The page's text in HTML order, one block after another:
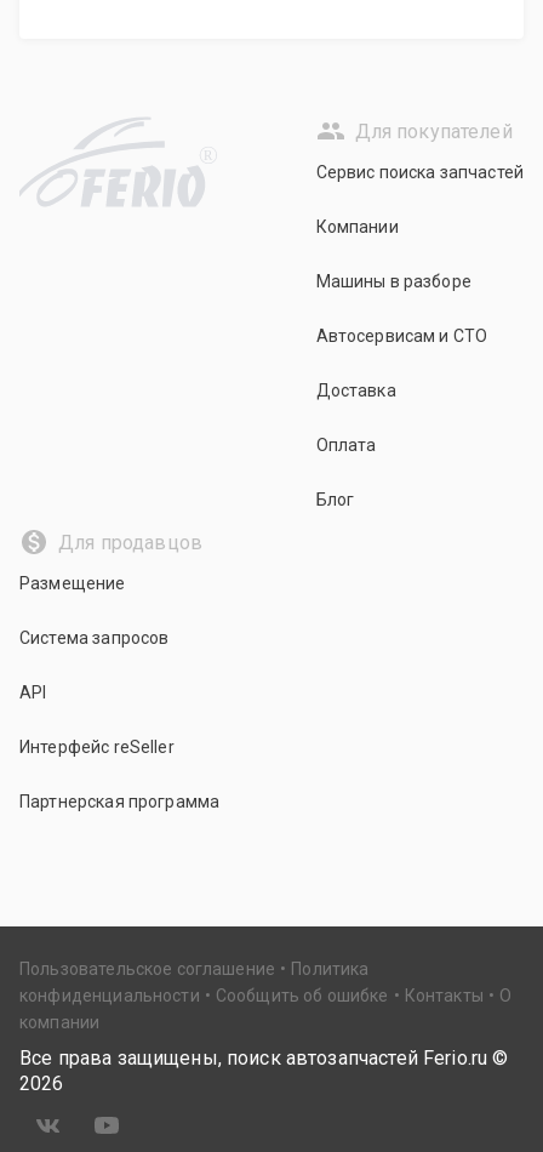
R
Для покупателей
Сервис поиска запчастей
Компании
Машины в разборе
Автосервисам и СТО
Доставка
Оплата
Блог
Для продавцов
Размещение
Система запросов
API
Интерфейс reSeller
Партнерская программа
Пользовательское соглашение
Политика
конфиденциальности
Сообщить об ошибке Контакты
О
компании
Все права защищены, поиск автозапчастей Ferio.ru ©
2026